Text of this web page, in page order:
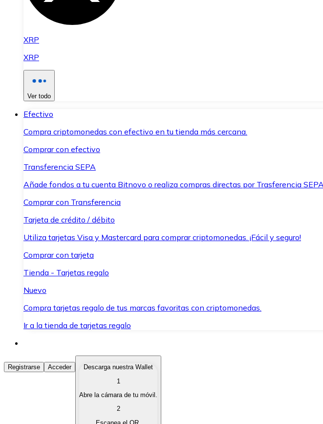
XRP
XRP
Ver todo
Efectivo
Compra criptomonedas con efectivo en tu tienda más cercana.
Comprar con efectivo
Transferencia SEPA
Añade fondos a tu cuenta Bitnovo o realiza compras directas por Trasferencia
Comprar con Transferencia
Tarjeta de crédito / débito
Utiliza tarjetas Visa y Mastercard para comprar criptomonedas. ¡Fácil y seguro!
Comprar con tarjeta
Tienda - Tarjetas regalo
Nuevo
Compra tarjetas regalo de tus marcas favoritas con criptomonedas.
Ir a la tienda de tarjetas regalo
Comprar Criptomonedas
Compra criptomonedas con diferentes métodos de pago.
Vende tus criptomonedas de forma rápida y segura.
Registrarse Acceder
Descarga nuestra Wallet
1
Abre la cámara de tu móvil.
2